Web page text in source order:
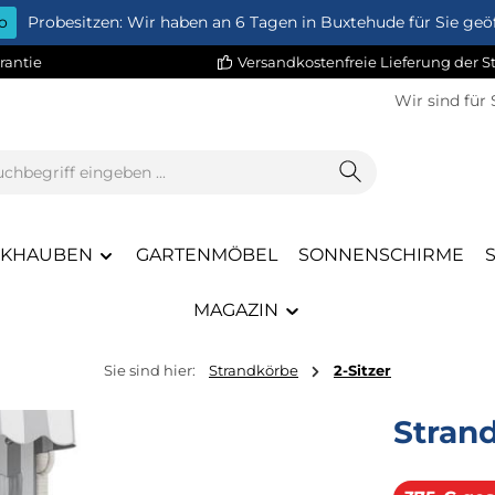
Probesitzen: Wir haben an 6 Tagen in Buxtehude für Sie
Versandkostenfreie Lieferung der
Wir sind für
GARTENMÖBEL SONNENSCHIRME
MAGAZIN
Sie sind hier: Strandkörbe 2-Sitzer